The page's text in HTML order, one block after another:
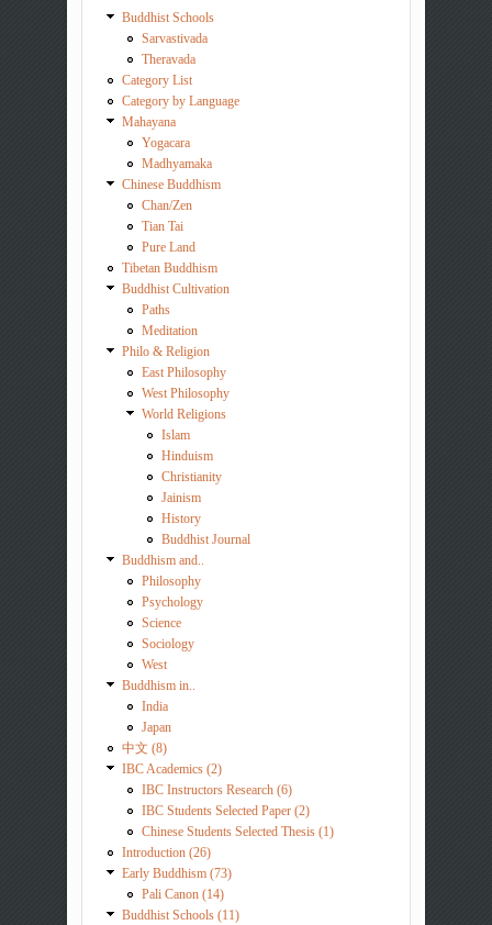
Buddhist Schools
Sarvastivada
Theravada
Category List
Category by Language
Mahayana
Yogacara
Madhyamaka
Chinese Buddhism
Chan/Zen
Tian Tai
Pure Land
Tibetan Buddhism
Buddhist Cultivation
Paths
Meditation
Philo & Religion
East Philosophy
West Philosophy
World Religions
Islam
Hinduism
Christianity
Jainism
History
Buddhist Journal
Buddhism and..
Philosophy
Psychology
Science
Sociology
West
Buddhism in..
India
Japan
中文 (8)
IBC Academics (2)
IBC Instructors Research (6)
IBC Students Selected Paper (2)
Chinese Students Selected Thesis (1)
Introduction (26)
Early Buddhism (73)
Pali Canon (14)
Buddhist Schools (11)